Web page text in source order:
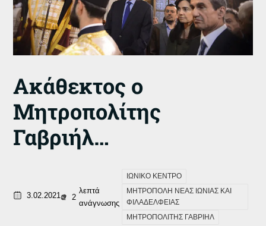
Ακάθεκτος ο
Μητροπολίτης
Γαβριήλ…
3.02.2021 2
λεπτά
ανάγνωσης
ΙΩΝΙΚΟ ΚΕΝΤΡΟ
ΜΗΤΡΟΠΟΛΗ ΝΕΑΣ ΙΩΝΙΑΣ ΚΑΙ
ΦΙΛΑΔΕΛΦΕΙΑΣ
ΜΗΤΡΟΠΟΛΙΤΗΣ ΓΑΒΡΙΗΛ